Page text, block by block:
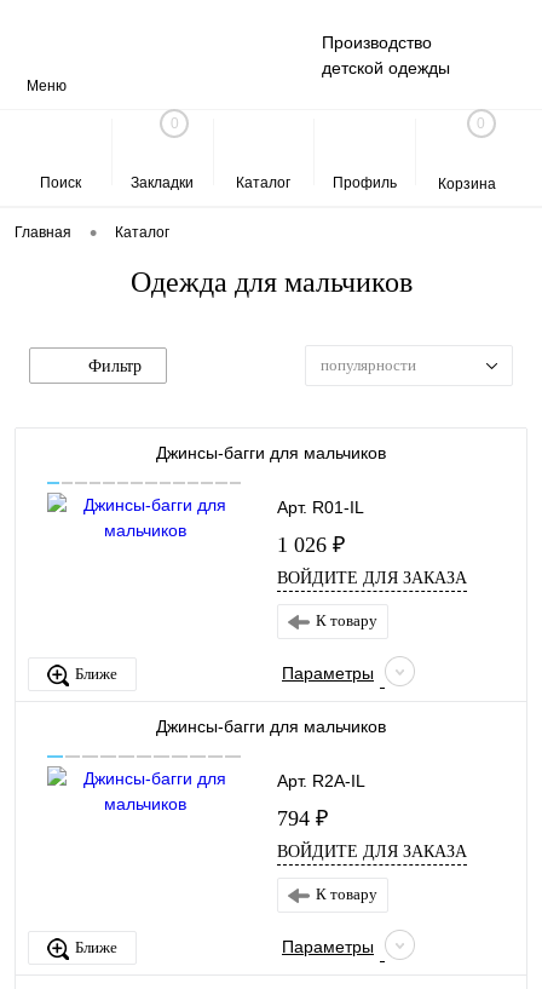
Меню
Производство
детской одежды
Поиск
0
Закладки Каталог Профиль
0
Корзина
Главная • Каталог
Одежда для мальчиков
Фильтр популярности
Джинсы-багги для мальчиков
Арт. R01-IL
1 026 ₽
ВОЙДИТЕ ДЛЯ ЗАКАЗА
Ближе
К товару
Параметры
Джинсы-багги для мальчиков
Арт. R2A-IL
794 ₽
ВОЙДИТЕ ДЛЯ ЗАКАЗА
Ближе
К товару
Параметры